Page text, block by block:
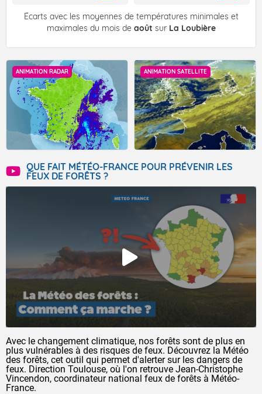
Écarts avec les moyennes de températures minimales et
maximales du mois de août sur La Loubière
ANIMATION RADAR ANIMATION SATELLITE
QUE FAIT MÉTÉO-FRANCE POUR PRÉVENIR LES
FEUX DE FORÊTS ?
Avec le changement climatique, nos forêts sont de plus en
plus vulnérables à des risques de feux. Découvrez la Météo
des forêts, cet outil qui permet d'alerter sur les dangers de
feux. Direction Toulouse, où l'on retrouve Jean-Christophe
Vincendon, coordinateur national feux de forêts à Météo-
France.